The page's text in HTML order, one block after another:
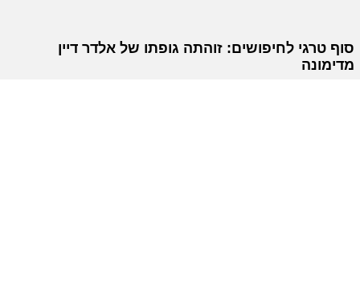
סוף טרגי לחיפושים: זוהתה גופתו של אלדר דיין
מדימונה